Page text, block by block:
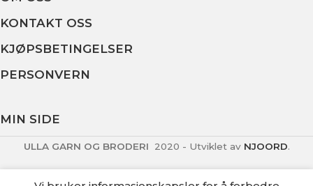
KONTAKT OSS
KJØPSBETINGELSER
PERSONVERN
MIN SIDE
ULLA GARN OG BRODERI 2020 - Utviklet av NJOORD.